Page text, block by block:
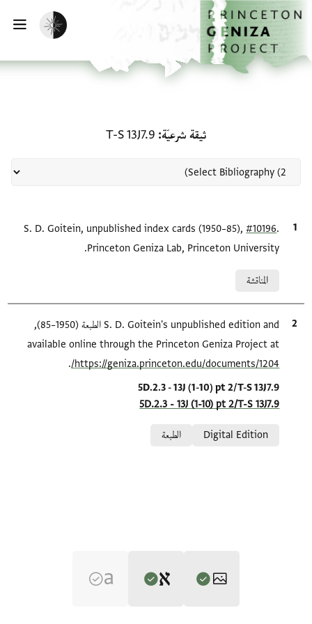
إلى المحتوى الرئيسي
الرئيسية
تفعيل الوضع المظلم
ثيقة شرعيّة T-S 13J7.9
الاقتباس المرجعيS. D. Goitein, unpublished index cards (1950–85),#10196
Princeton Geniza Lab, Princeton University.
المناقشة
الاقتباس المرجعي
S. D. Goitein's unpublished edition and الطبعة (1950–85),
available online through the Princeton Geniza Project at
https://geniza.princeton.edu/documents/1204/
.
Location in source
5D.2.3 - 13J (1-10) pt 2/T-S 13J7.9
5D.2.3 - 13J (1-10) pt 2/T-S 13J7.9
Digital Edition
الطبعة